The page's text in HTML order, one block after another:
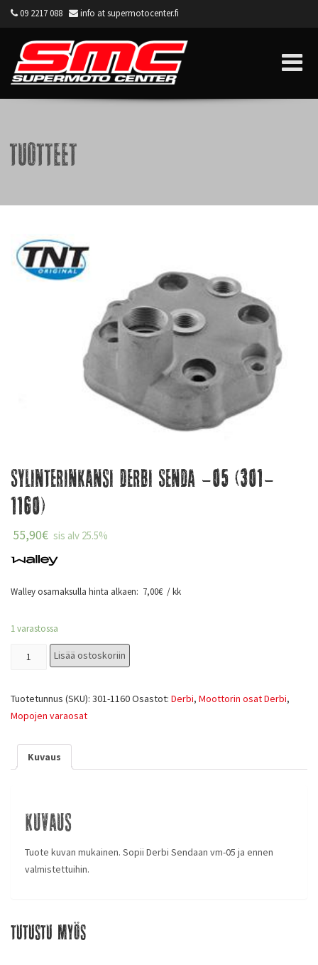
09 2217 088 info at supermotocenter.fi
Tuotteet
Sylinterinkansi Derbi Senda -05 (301-
1160)
55,90€ sis alv 25.5%
Walley osamaksulla hinta alkaen: 7,00€ / kk
1 varastossa
Lisää ostoskoriin
Tuotetunnus (SKU): 301-1160Osastot: Derbi, Moottorin osat Derbi,
Mopojen varaosat
Kuvaus
Kuvaus
Tuote kuvan mukainen. Sopii Derbi Sendaan vm-05 ja ennen
valmistettuihin.
Tutustu myös